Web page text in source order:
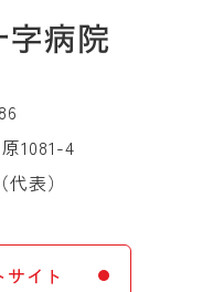
1081-4
（代表）
イト